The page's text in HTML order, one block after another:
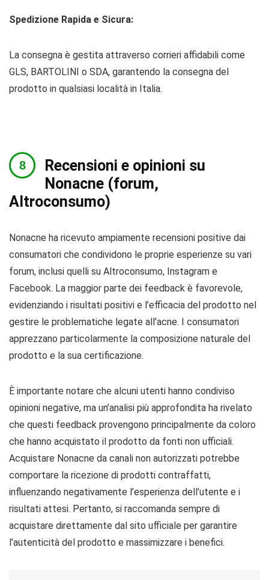
Spedizione Rapida e Sicura:
La consegna è gestita attraverso corrieri affidabili come
GLS, BARTOLINI o SDA, garantendo la consegna del
prodotto in qualsiasi località in Italia.
Recensioni e opinioni su
Nonacne (forum,
Altroconsumo)
Nonacne ha ricevuto ampiamente recensioni positive dai
consumatori che condividono le proprie esperienze su vari
forum, inclusi quelli su Altroconsumo, Instagram e
Facebook. La maggior parte dei feedback è favorevole,
evidenziando i risultati positivi e l’efficacia del prodotto nel
gestire le problematiche legate all’acne. I consumatori
apprezzano particolarmente la composizione naturale del
prodotto e la sua certificazione.
È importante notare che alcuni utenti hanno condiviso
opinioni negative, ma un’analisi più approfondita ha rivelato
che questi feedback provengono principalmente da coloro
che hanno acquistato il prodotto da fonti non ufficiali.
Acquistare Nonacne da canali non autorizzati potrebbe
comportare la ricezione di prodotti contraffatti,
influenzando negativamente l’esperienza dell’utente e i
risultati attesi. Pertanto, si raccomanda sempre di
acquistare direttamente dal sito ufficiale per garantire
l’autenticità del prodotto e massimizzare i benefici.